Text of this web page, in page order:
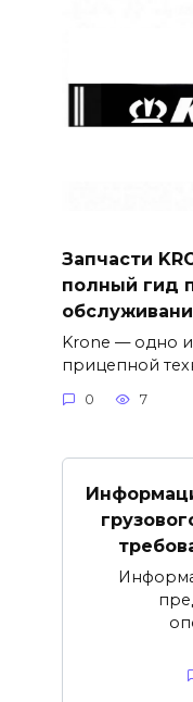
Запчасти
полный гид
Krone — одно
прицепной
0 7